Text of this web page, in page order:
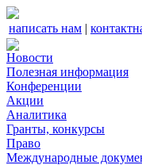
написать нам |
Новости
Полезная информация
Конференции
Акции
Аналитика
Гранты, конкурсы
Право
Международные